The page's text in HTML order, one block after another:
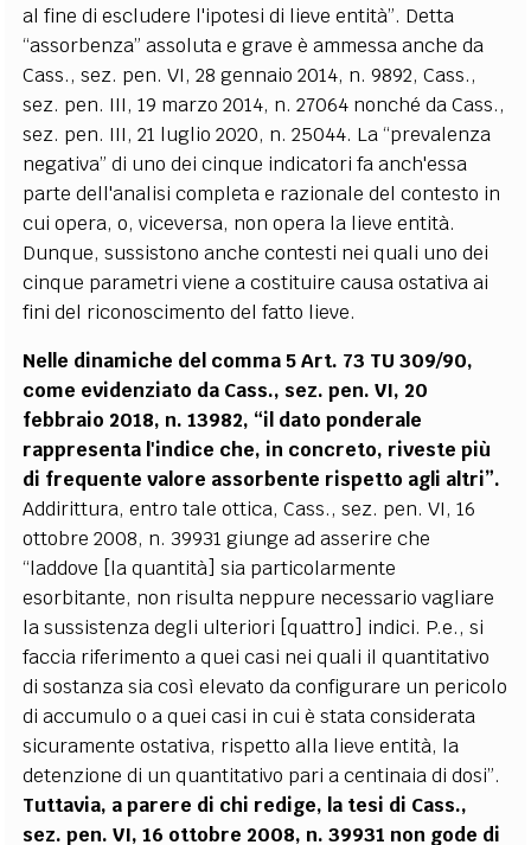
al fine di escludere l'ipotesi di lieve entità”. Detta
“assorbenza” assoluta e grave è ammessa anche da
Cass., sez. pen. VI, 28 gennaio 2014, n. 9892, Cass.,
sez. pen. III, 19 marzo 2014, n. 27064 nonché da Cass.,
sez. pen. III, 21 luglio 2020, n. 25044. La “prevalenza
negativa” di uno dei cinque indicatori fa anch'essa
parte dell'analisi completa e razionale del contesto in
cui opera, o, viceversa, non opera la lieve entità.
Dunque, sussistono anche contesti nei quali uno dei
cinque parametri viene a costituire causa ostativa ai
fini del riconoscimento del fatto lieve.
Nelle dinamiche del comma 5 Art. 73 TU 309/90,
come evidenziato da Cass., sez. pen. VI, 20
febbraio 2018, n. 13982, “il dato ponderale
rappresenta l'indice che, in concreto, riveste più
di frequente valore assorbente rispetto agli altri”.
Addirittura, entro tale ottica, Cass., sez. pen. VI, 16
ottobre 2008, n. 39931 giunge ad asserire che
“laddove [la quantità] sia particolarmente
esorbitante, non risulta neppure necessario vagliare
la sussistenza degli ulteriori [quattro] indici. P.e., si
faccia riferimento a quei casi nei quali il quantitativo
di sostanza sia così elevato da configurare un pericolo
di accumulo o a quei casi in cui è stata considerata
sicuramente ostativa, rispetto alla lieve entità, la
detenzione di un quantitativo pari a centinaia di dosi”.
Tuttavia, a parere di chi redige, la tesi di Cass.,
sez. pen. VI, 16 ottobre 2008, n. 39931 non gode di